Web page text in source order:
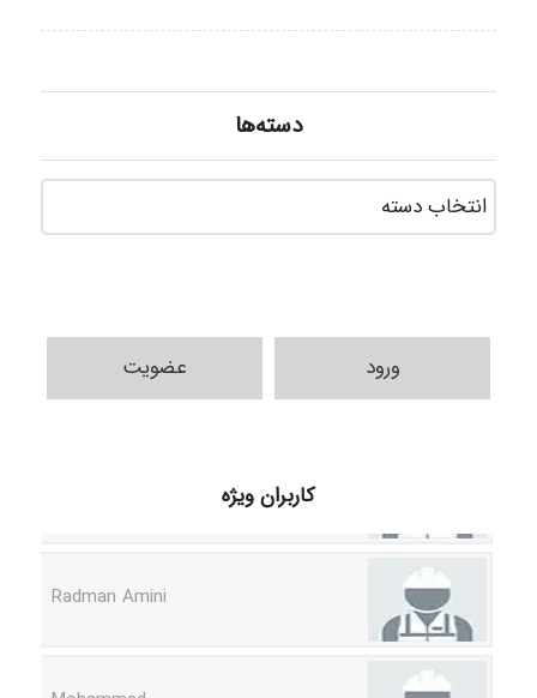
دسته‌ها
ورود عضویت
کاربران ویژه